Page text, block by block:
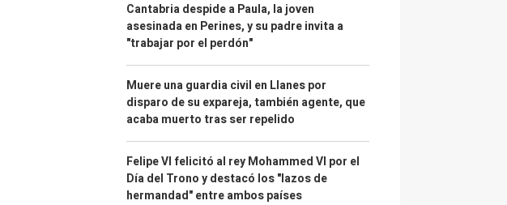
Cantabria despide a Paula, la joven
asesinada en Perines, y su padre invita a
"trabajar por el perdón"
Muere una guardia civil en Llanes por
disparo de su expareja, también agente, que
acaba muerto tras ser repelido
Felipe VI felicitó al rey Mohammed VI por el
Día del Trono y destacó los "lazos de
hermandad" entre ambos países